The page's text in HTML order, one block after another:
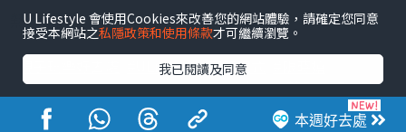
本週好去處
熱門標籤
#UGO搵好去處 #人氣活動推介 #美食社群熱話
#ULifestyle應用程式
#UJetso禮物放送 #ULifestyle商戶中心 #著數 #網絡熱話
香港經濟日報版權所有©2026
U Lifestyle 會使用Cookies來改善您的網站體驗，請確定您同意
接受本網站之私隱政策和使用條款才可繼續瀏覽。
我已閱讀及同意